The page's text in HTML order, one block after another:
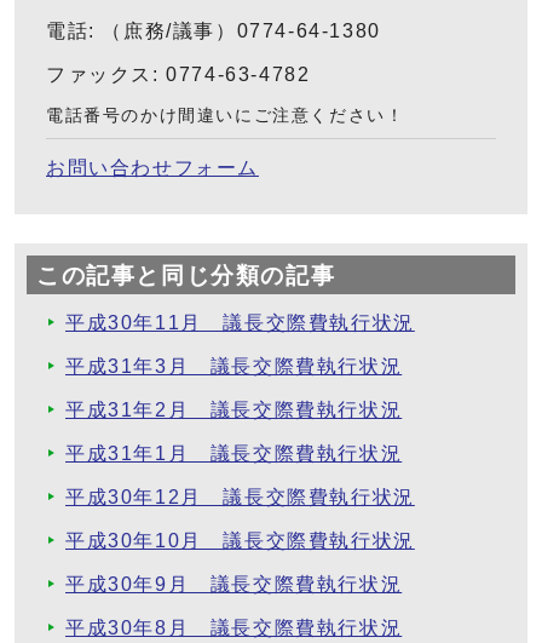
電話: （庶務/議事）0774-64-1380
ファックス: 0774-63-4782
電話番号のかけ間違いにご注意ください！
お問い合わせフォーム
この記事と同じ分類の記事
平成30年11月 議長交際費執行状況
平成31年3月 議長交際費執行状況
平成31年2月 議長交際費執行状況
平成31年1月 議長交際費執行状況
平成30年12月 議長交際費執行状況
平成30年10月 議長交際費執行状況
平成30年9月 議長交際費執行状況
平成30年8月 議長交際費執行状況